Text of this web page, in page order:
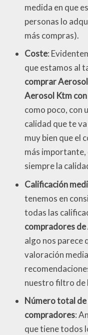
medida en que
personas lo
más compras).
Coste:
que estamos al
comprar
Aerosol Ktm
como poco, con
calidad que te
muy bien que el
más importante,
siempre la
Calificación
tenemos en
todas las
compradores
algo nos parece
valoración
nuestro filtro de
Número total de
compradores:
que tiene todos